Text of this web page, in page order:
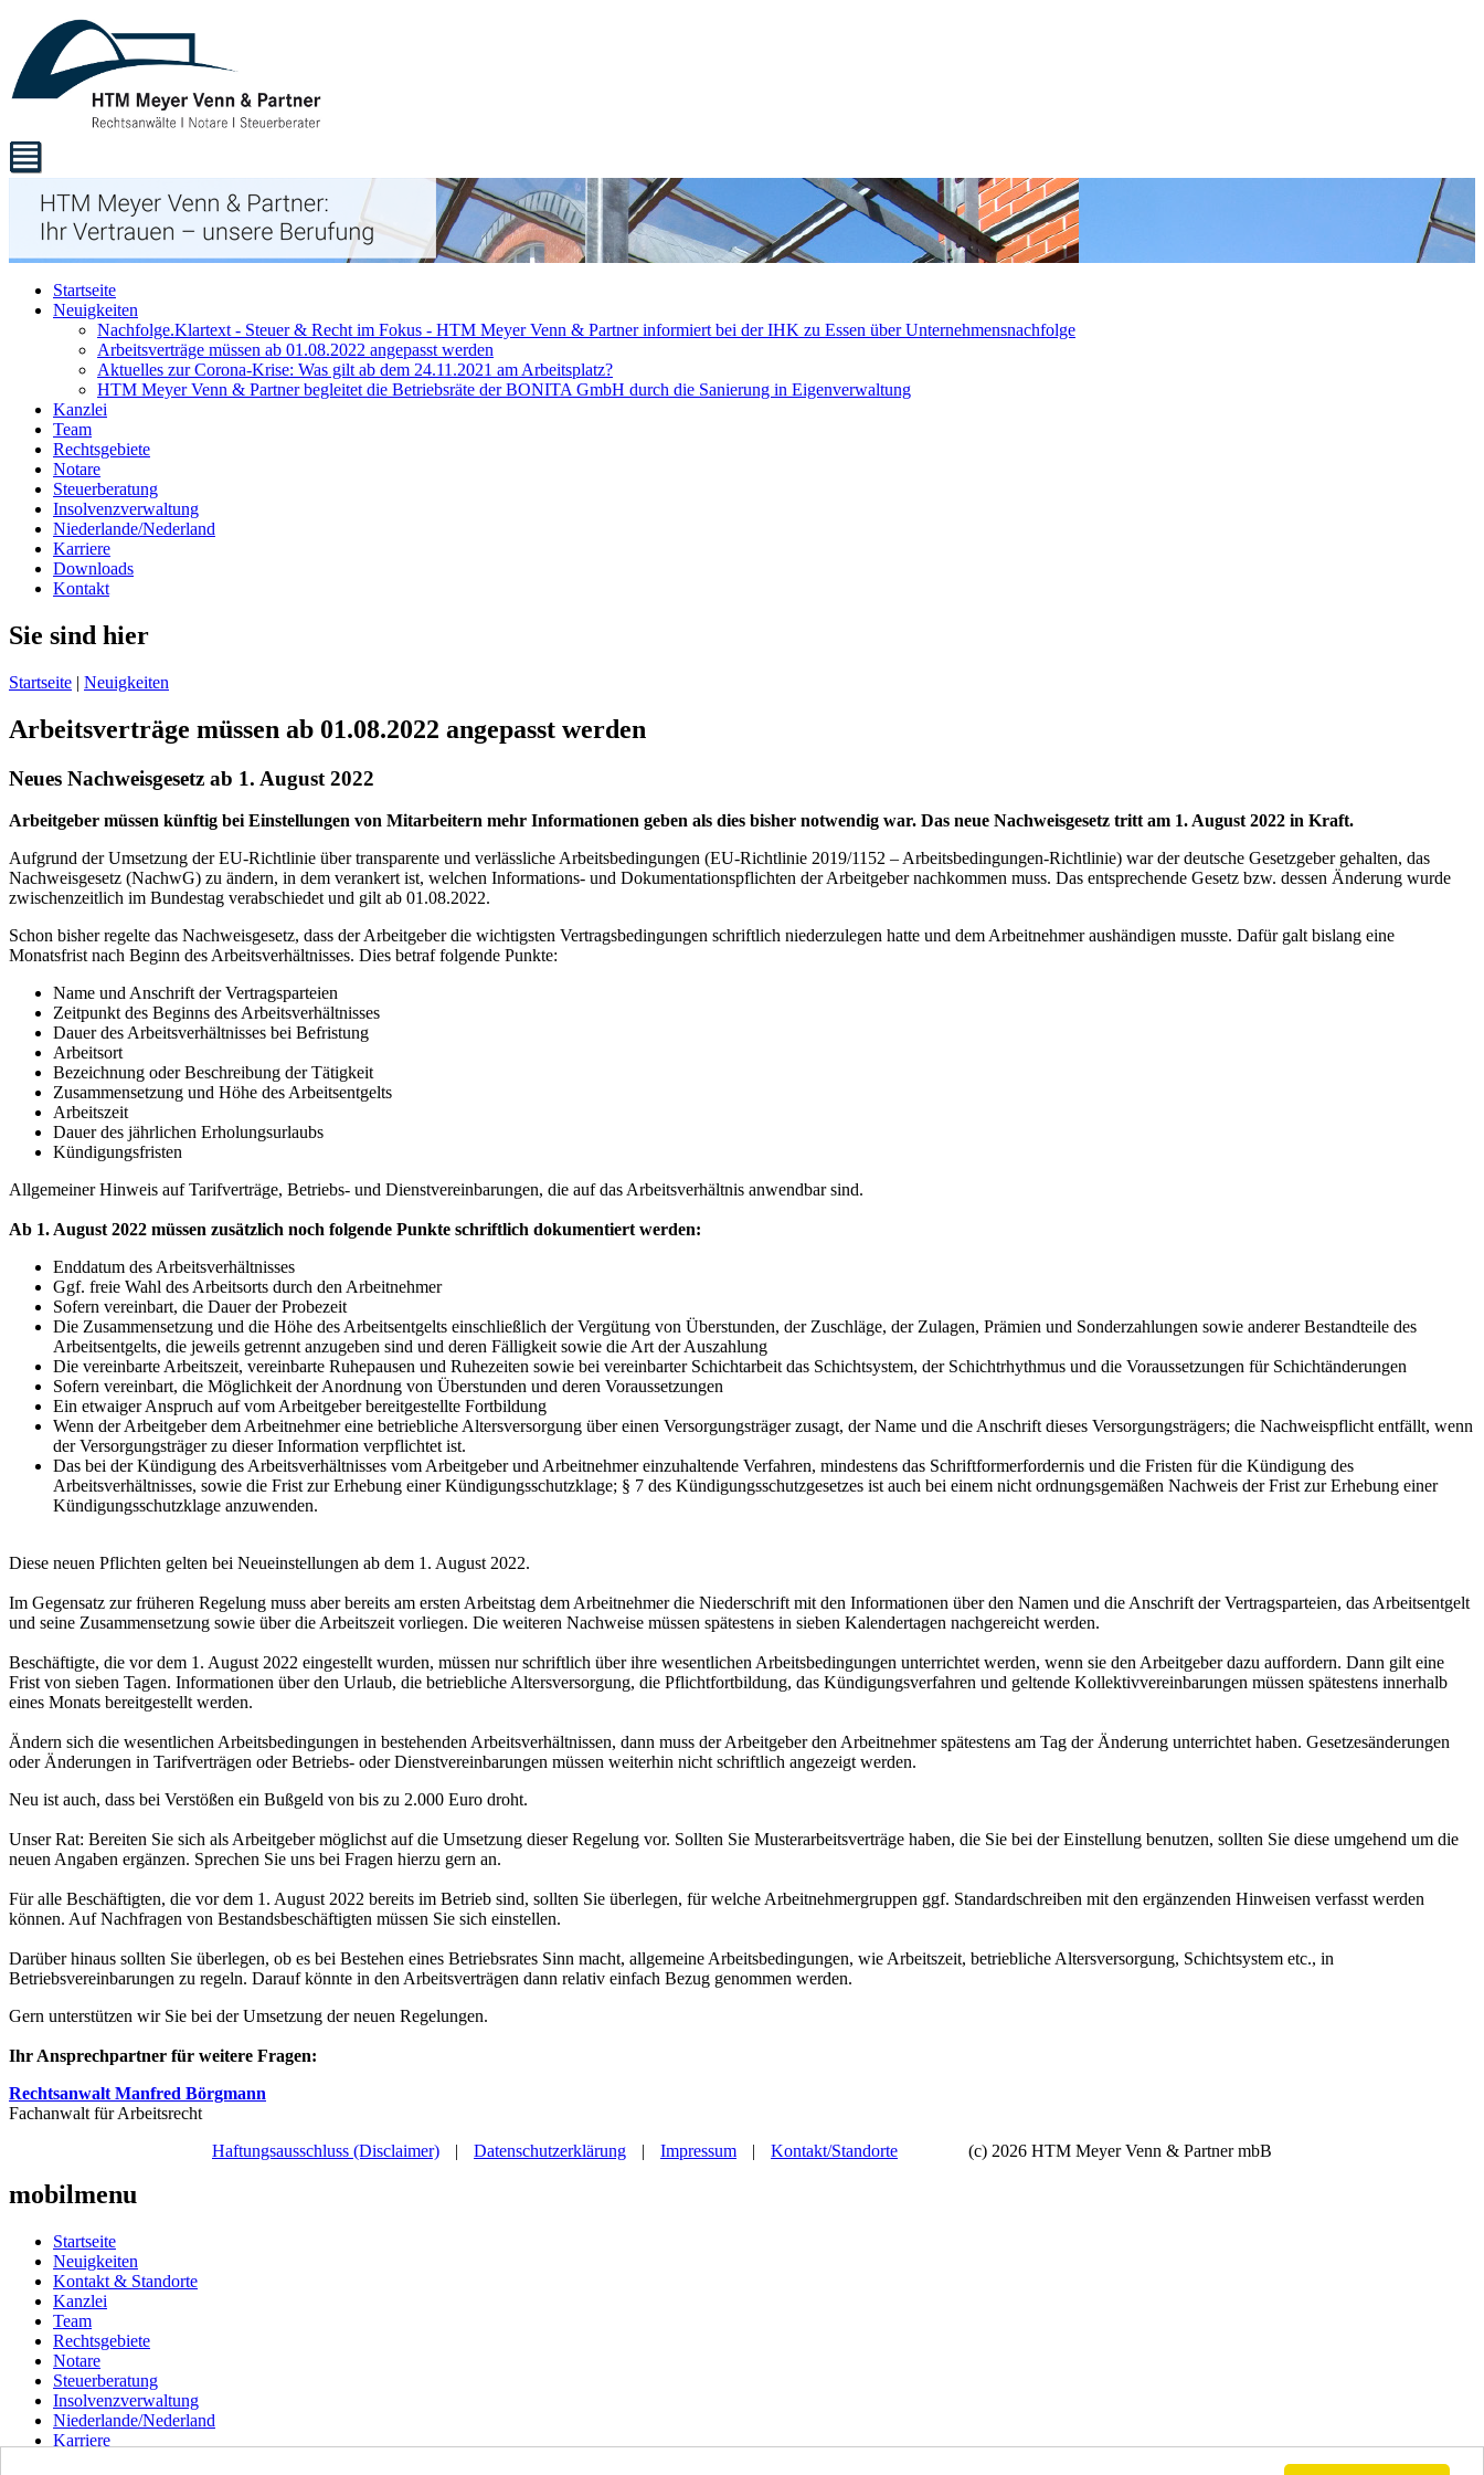
Startseite
Neuigkeiten
Nachfolge.Klartext - Steuer & Recht im Fokus - HTM Meyer Venn & Partner informiert bei der IHK zu Essen über Unternehmensnachfolge
Arbeitsverträge müssen ab 01.08.2022 angepasst werden
Aktuelles zur Corona-Krise: Was gilt ab dem 24.11.2021 am Arbeitsplatz?
HTM Meyer Venn & Partner begleitet die Betriebsräte der BONITA GmbH durch die Sanierung in Eigenverwaltung
Kanzlei
Team
Rechtsgebiete
Notare
Steuerberatung
Insolvenzverwaltung
Niederlande/Nederland
Karriere
Downloads
Kontakt
Sie sind hier
Startseite | Neuigkeiten
Arbeitsverträge müssen ab 01.08.2022 angepasst werden
Neues Nachweisgesetz ab 1. August 2022
Arbeitgeber müssen künftig bei Einstellungen von Mitarbeitern mehr Informationen geben als dies bisher notwendig war. Das neue Nachweisgesetz tritt am 1. August 2022 in Kraft.
Aufgrund der Umsetzung der EU-Richtlinie über transparente und verlässliche Arbeitsbedingungen (EU-Richtlinie 2019/1152 – Arbeitsbedingungen-Richtlinie) war der deutsche Gesetzgeber gehalten, das
Nachweisgesetz (NachwG) zu ändern, in dem verankert ist, welchen Informations- und Dokumentationspflichten der Arbeitgeber nachkommen muss. Das entsprechende Gesetz bzw. dessen Änderung wurde
zwischenzeitlich im Bundestag verabschiedet und gilt ab 01.08.2022.
Schon bisher regelte das Nachweisgesetz, dass der Arbeitgeber die wichtigsten Vertragsbedingungen schriftlich niederzulegen hatte und dem Arbeitnehmer aushändigen musste. Dafür galt bislang eine
Monatsfrist nach Beginn des Arbeitsverhältnisses. Dies betraf folgende Punkte:
Name und Anschrift der Vertragsparteien
Zeitpunkt des Beginns des Arbeitsverhältnisses
Dauer des Arbeitsverhältnisses bei Befristung
Arbeitsort
Bezeichnung oder Beschreibung der Tätigkeit
Zusammensetzung und Höhe des Arbeitsentgelts
Arbeitszeit
Dauer des jährlichen Erholungsurlaubs
Kündigungsfristen
Allgemeiner Hinweis auf Tarifverträge, Betriebs- und Dienstvereinbarungen, die auf das Arbeitsverhältnis anwendbar sind.
Ab 1. August 2022 müssen zusätzlich noch folgende Punkte schriftlich dokumentiert werden:
Enddatum des Arbeitsverhältnisses
Ggf. freie Wahl des Arbeitsorts durch den Arbeitnehmer
Sofern vereinbart, die Dauer der Probezeit
Die Zusammensetzung und die Höhe des Arbeitsentgelts einschließlich der Vergütung von Überstunden, der Zuschläge, der Zulagen, Prämien und Sonderzahlungen sowie anderer Bestandteile des
Arbeitsentgelts, die jeweils getrennt anzugeben sind und deren Fälligkeit sowie die Art der Auszahlung
Die vereinbarte Arbeitszeit, vereinbarte Ruhepausen und Ruhezeiten sowie bei vereinbarter Schichtarbeit das Schichtsystem, der Schichtrhythmus und die Voraussetzungen für Schichtänderungen
Sofern vereinbart, die Möglichkeit der Anordnung von Überstunden und deren Voraussetzungen
Ein etwaiger Anspruch auf vom Arbeitgeber bereitgestellte Fortbildung
Wenn der Arbeitgeber dem Arbeitnehmer eine betriebliche Altersversorgung über einen Versorgungsträger zusagt, der Name und die Anschrift dieses Versorgungsträgers; die Nachweispflicht entfällt, wenn
der Versorgungsträger zu dieser Information verpflichtet ist.
Das bei der Kündigung des Arbeitsverhältnisses vom Arbeitgeber und Arbeitnehmer einzuhaltende Verfahren, mindestens das Schriftformerfordernis und die Fristen für die Kündigung des
Arbeitsverhältnisses, sowie die Frist zur Erhebung einer Kündigungsschutzklage; § 7 des Kündigungsschutzgesetzes ist auch bei einem nicht ordnungsgemäßen Nachweis der Frist zur Erhebung einer
Kündigungsschutzklage anzuwenden.
Diese neuen Pflichten gelten bei Neueinstellungen ab dem 1. August 2022.
Im Gegensatz zur früheren Regelung muss aber bereits am ersten Arbeitstag dem Arbeitnehmer die Niederschrift mit den Informationen über den Namen und die Anschrift der Vertragsparteien, das Arbeitsentgelt
und seine Zusammensetzung sowie über die Arbeitszeit vorliegen. Die weiteren Nachweise müssen spätestens in sieben Kalendertagen nachgereicht werden.
Beschäftigte, die vor dem 1. August 2022 eingestellt wurden, müssen nur schriftlich über ihre wesentlichen Arbeitsbedingungen unterrichtet werden, wenn sie den Arbeitgeber dazu auffordern. Dann gilt eine
Frist von sieben Tagen. Informationen über den Urlaub, die betriebliche Altersversorgung, die Pflichtfortbildung, das Kündigungsverfahren und geltende Kollektivvereinbarungen müssen spätestens innerhalb
eines Monats bereitgestellt werden.
Ändern sich die wesentlichen Arbeitsbedingungen in bestehenden Arbeitsverhältnissen, dann muss der Arbeitgeber den Arbeitnehmer spätestens am Tag der Änderung unterrichtet haben. Gesetzesänderungen
oder Änderungen in Tarifverträgen oder Betriebs- oder Dienstvereinbarungen müssen weiterhin nicht schriftlich angezeigt werden.
Neu ist auch, dass bei Verstößen ein Bußgeld von bis zu 2.000 Euro droht.
Unser Rat: Bereiten Sie sich als Arbeitgeber möglichst auf die Umsetzung dieser Regelung vor. Sollten Sie Musterarbeitsverträge haben, die Sie bei der Einstellung benutzen, sollten Sie diese umgehend um die
neuen Angaben ergänzen. Sprechen Sie uns bei Fragen hierzu gern an.
Für alle Beschäftigten, die vor dem 1. August 2022 bereits im Betrieb sind, sollten Sie überlegen, für welche Arbeitnehmergruppen ggf. Standardschreiben mit den ergänzenden Hinweisen verfasst werden
können. Auf Nachfragen von Bestandsbeschäftigten müssen Sie sich einstellen.
Darüber hinaus sollten Sie überlegen, ob es bei Bestehen eines Betriebsrates Sinn macht, allgemeine Arbeitsbedingungen, wie Arbeitszeit, betriebliche Altersversorgung, Schichtsystem etc., in
Betriebsvereinbarungen zu regeln. Darauf könnte in den Arbeitsverträgen dann relativ einfach Bezug genommen werden.
Gern unterstützen wir Sie bei der Umsetzung der neuen Regelungen.
Ihr Ansprechpartner für weitere Fragen:
Rechtsanwalt Manfred Börgmann
Fachanwalt für Arbeitsrecht
Haftungsausschluss (Disclaimer)
| Datenschutzerklärung | Impressum | Kontakt/Standorte (c) 2026 HTM Meyer Venn & Partner mbB
mobilmenu
Startseite
Neuigkeiten
Kontakt & Standorte
Kanzlei
Team
Rechtsgebiete
Notare
Steuerberatung
Insolvenzverwaltung
Niederlande/Nederland
Karriere